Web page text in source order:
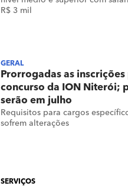
R$ 3 mil
GERAL
Prorrogadas as inscrições
concurso da ION Niterói;
serão em julho
Requisitos para cargos
sofrem alterações
SERVIÇOS